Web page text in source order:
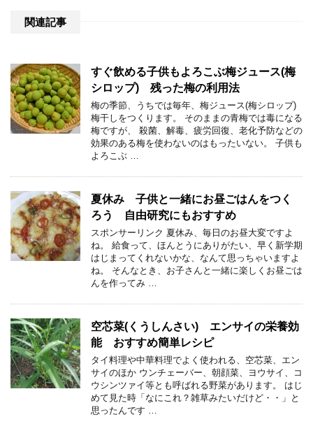
関連記事
すぐ飲める子供もよろこぶ梅ジュース(梅
シロップ) 残った梅の利用法
梅の季節、うちでは毎年、梅ジュース(梅シロップ)
梅干しをつくります。 そのままの青梅では毒になる
梅ですが、 殺菌、解毒、疲労回復、老化予防などの
効果のある梅を使わないのはもったいない。 子供も
よろこぶ …
夏休み 子供と一緒にお昼ごはんをつく
ろう 自由研究にもおすすめ
スポンサーリンク 夏休み、毎日のお昼大変ですよ
ね。 給食って、ほんとうにありがたい、早く新学期
はじまってくれないかな、なんて思っちゃいますよ
ね。 そんなとき、お子さんと一緒に楽しくお昼ごは
んを作ってみ …
空芯菜(くうしんさい) エンサイの栄養効
能 おすすめ簡単レシピ
タイ料理や中華料理でよく使われる、空芯菜、エン
サイのほか ウンチェーバー、朝顔菜、ヨウサイ、コ
ウシンツァイ等とも呼ばれる野菜があります。 はじ
めて見た時「なにこれ？雑草みたいだけど・・」と
思ったんです …